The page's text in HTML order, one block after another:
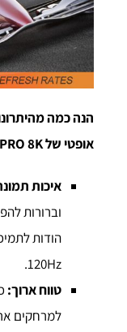
הנה כמה
אופטי של8K
איכות
וברורות
120Hz.
טווח ארוך: